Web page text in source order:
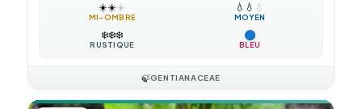
☀️☀️☀️
MI-OMBRE
💧 💧 💧
MOYEN
❄️❄️❄️
RUSTIQUE BLEU
🍃GENTIANACEAE